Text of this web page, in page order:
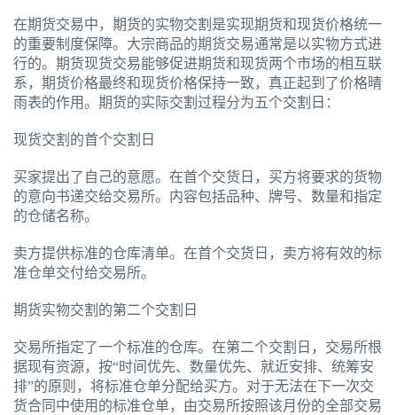
在期货交易中，期货的实物交割是实现期货和现货价格统一
的重要制度保障。大宗商品的期货交易通常是以实物方式进
行的。期货现货交易能够促进期货和现货两个市场的相互联
系，期货价格最终和现货价格保持一致，真正起到了价格晴
雨表的作用。期货的实际交割过程分为五个交割日：
现货交割的首个交割日
买家提出了自己的意愿。在首个交货日，买方将要求的货物
的意向书递交给交易所。内容包括品种、牌号、数量和指定
的仓储名称。
卖方提供标准的仓库清单。在首个交货日，卖方将有效的标
准仓单交付给交易所。
期货实物交割的第二个交割日
交易所指定了一个标准的仓库。在第二个交割日，交易所根
据现有资源，按“时间优先、数量优先、就近安排、统筹安
排”的原则，将标准仓单分配给买方。对于无法在下一次交
货合同中使用的标准仓单，由交易所按照该月份的全部交易